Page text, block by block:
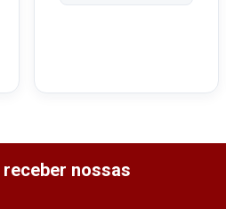
nossas